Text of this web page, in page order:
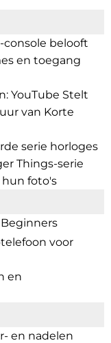
console belooft
en toegang
YouTube Stelt
van Korte
serie horloges
Things-serie
foto's
voor
en
en nadelen